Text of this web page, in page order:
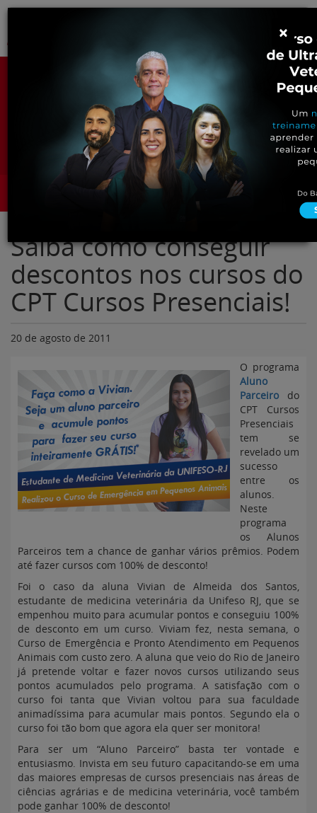
Portal para Profissionais Veterinários
Assine Gratuitamente
Saiba como conseguir
descontos nos cursos do
CPT Cursos Presenciais!
20 de agosto de 2011
O programa
Aluno
Parceiro do
CPT Cursos
Presenciais
tem se
revelado um
sucesso
entre os
alunos.
Neste
programa
os Alunos
Parceiros tem a chance de ganhar vários prêmios. Podem
até fazer cursos com 100% de desconto!
Foi o caso da aluna Vivian de Almeida dos Santos,
estudante de medicina veterinária da Unifeso RJ, que se
empenhou muito para acumular pontos e conseguiu 100%
de desconto em um curso. Viviam fez, nesta semana, o
Curso de Emergência e Pronto Atendimento em Pequenos
Animais com custo zero. A aluna que veio do Rio de Janeiro
já pretende voltar e fazer novos cursos utilizando seus
pontos acumulados pelo programa. A satisfação com o
curso foi tanta que Vivian voltou para sua faculdade
animadíssima para acumular mais pontos. Segundo ela o
curso foi tão bom que agora ela quer ser monitora!
Para ser um “Aluno Parceiro” basta ter vontade e
entusiasmo. Invista em seu futuro capacitando-se em uma
das maiores empresas de cursos presenciais nas áreas de
ciências agrárias e de medicina veterinária, você também
pode ganhar 100% de desconto!
×